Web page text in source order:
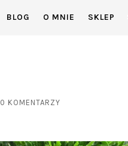
BLOG O MNIE SKLEP
0 KOMENTARZY